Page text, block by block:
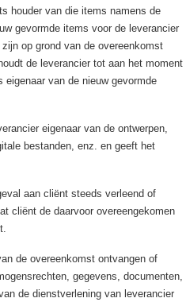
houder van die items namens de
gevormde items voor de leverancier
op grond van de overeenkomst
de leverancier tot aan het moment
van de nieuw gevormde
eigenaar van de ontwerpen,
bestanden, enz. en geeft het
aan cliënt steeds verleend of
cliënt de daarvoor overeengekomen
de overeenkomst ontvangen of
gegevens, documenten,
de dienstverlening van leverancier